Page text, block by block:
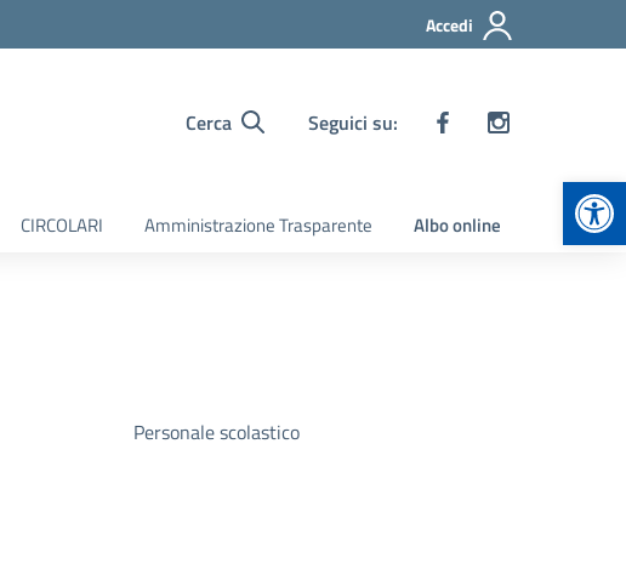
Accedi
Cerca Seguici su:
CIRCOLARI Amministrazione Trasparente Albo online
Personale scolastico